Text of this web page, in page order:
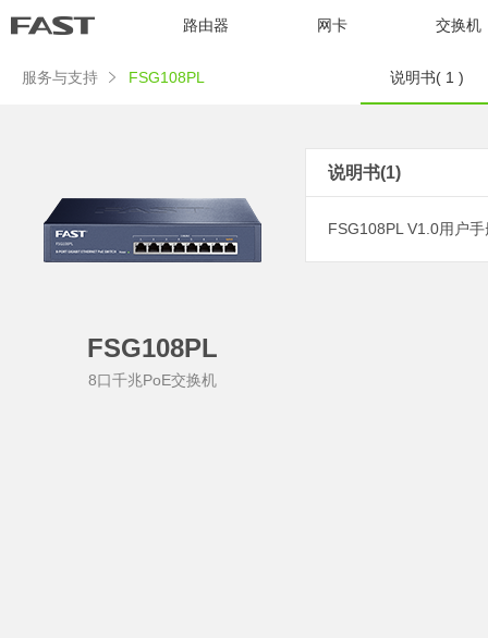
路由器 网卡 交换机
服务与支持 FSG108PL 说明书( 1 )
FSG108PL
8口千兆PoE交换机
说明书(1)
FSG108PL V1.0用户